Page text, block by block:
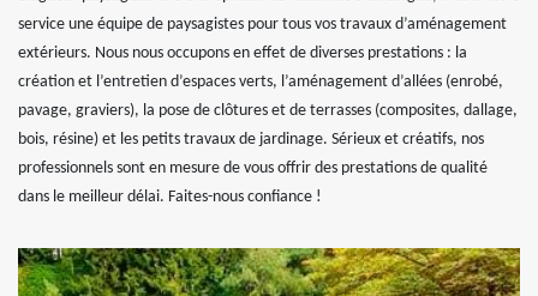
service une équipe de paysagistes pour tous vos travaux d’aménagement
extérieurs. Nous nous occupons en effet de diverses prestations : la
création et l’entretien d’espaces verts, l’aménagement d’allées (enrobé,
pavage, graviers), la pose de clôtures et de terrasses (composites, dallage,
bois, résine) et les petits travaux de jardinage. Sérieux et créatifs, nos
professionnels sont en mesure de vous offrir des prestations de qualité
dans le meilleur délai. Faites-nous confiance !